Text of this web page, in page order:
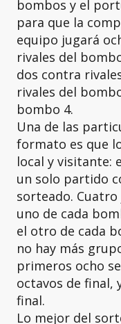
bombos y el
para que la
equipo jugará
rivales del
dos contra
rivales del
bombo 4.
Una de las
formato es que
local y visitante:
un solo partido
sorteado.
uno de cada
el otro de cada
no hay más
primeros ocho
octavos de final,
final.
Lo mejor del